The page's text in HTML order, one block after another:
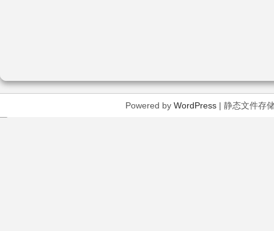
Powered by WordPress| 静态文件存